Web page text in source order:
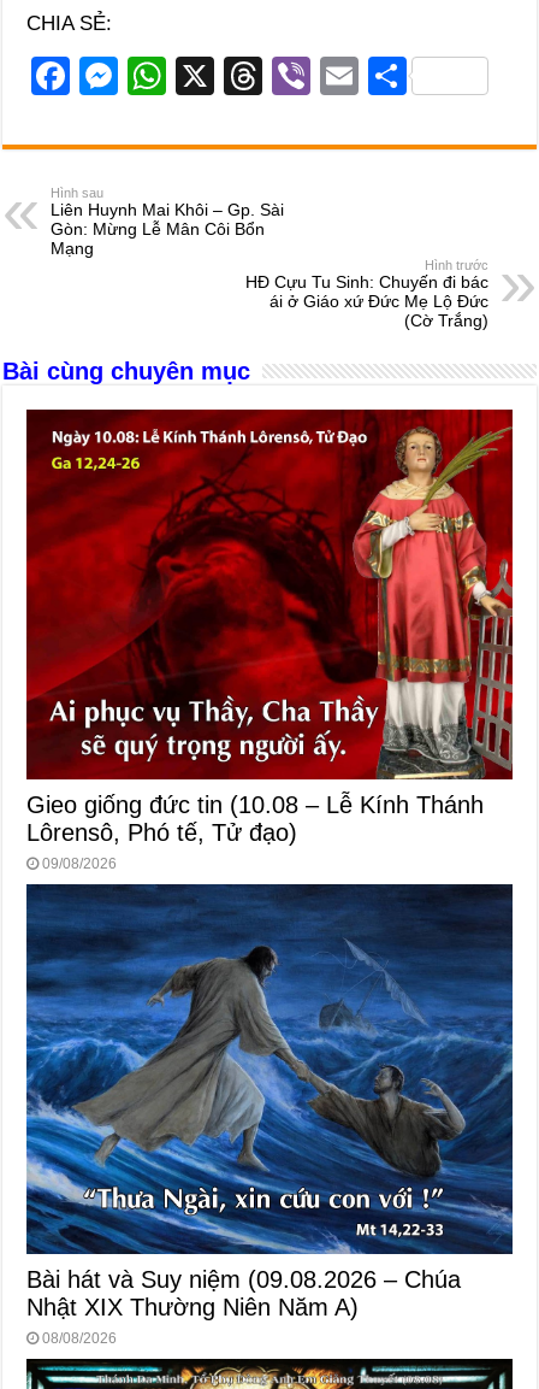
CHIA SẺ:
F
c
e
b
o
M
ss
n
W
at
A
X
T
e
d
s
Vi
er
E
ail
S
ar
Hình sau
Liên Huynh Mai Khôi – Gp. Sài
Gòn: Mừng Lễ Mân Côi Bổn
Mạng
Hình trước
HĐ Cựu Tu Sinh: Chuyến đi bác
ái ở Giáo xứ Đức Mẹ Lộ Đức
(Cờ Trắng)
Bài cùng chuyên mục
Gieo giống đức tin (10.08 – Lễ Kính Thánh
Lôrensô, Phó tế, Tử đạo)
09/08/2026
Bài hát và Suy niệm (09.08.2026 – Chúa
Nhật XIX Thường Niên Năm A)
08/08/2026